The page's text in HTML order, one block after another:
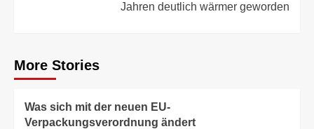
Jahren deutlich wärmer geworden
More Stories
Was sich mit der neuen EU-
Verpackungsverordnung ändert